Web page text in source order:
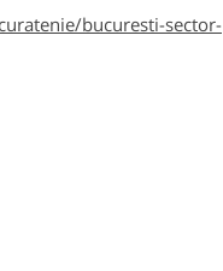
bucuresti-sector-